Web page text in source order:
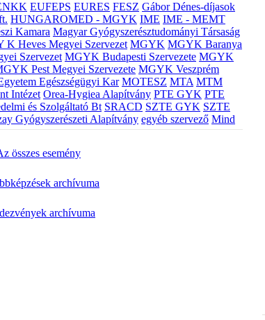
EUFEPS EURES FESZ Gábor Dénes-díjasok
HUNGAROMED - MGYK IME IME - MEMT
Kamara Magyar Gyógyszerésztudományi Társaság
K Heves Megyei Szervezet MGYK MGYK Baranya
Szervezet MGYK Budapesti Szervezete MGYK
Pest Megyei Szervezete MGYK Veszprém
Egészségügyi Kar MOTESZ MTA MTM
Intézet Orea-Hygiea Alapítvány PTE GYK PTE
és Szolgáltató Bt SRACD SZTE GYK SZTE
Gyógyszerészeti Alapítvány egyéb szervező Mind
összes esemény
archívuma
archívuma